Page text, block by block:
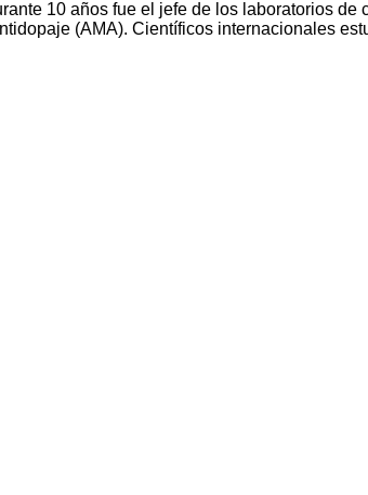
10 años fue el jefe de los laboratorios
(AMA). Científicos internacionales